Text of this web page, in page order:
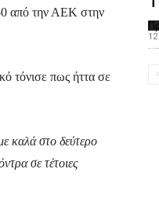
0 από την ΑΕΚ στην
τόνισε πως ήττα σε
καλά στο δεύτερο
σε τέτοιες